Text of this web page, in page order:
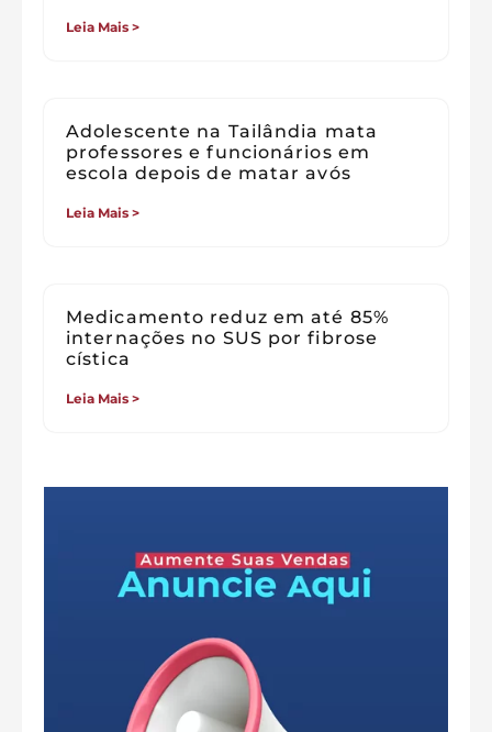
Leia Mais >
Adolescente na Tailândia mata
professores e funcionários em
escola depois de matar avós
Leia Mais >
Medicamento reduz em até 85%
internações no SUS por fibrose
cística
Leia Mais >